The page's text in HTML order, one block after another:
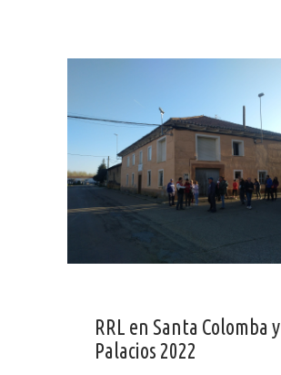
RRL en Santa Colomba y
Palacios 2022